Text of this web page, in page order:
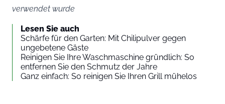
verwendet wurde
Lesen Sie auch
Schärfe für den Garten: Mit Chilipulver gegen
ungebetene Gäste
Reinigen Sie Ihre Waschmaschine gründlich: So
entfernen Sie den Schmutz der Jahre
Ganz einfach: So reinigen Sie Ihren Grill mühelos